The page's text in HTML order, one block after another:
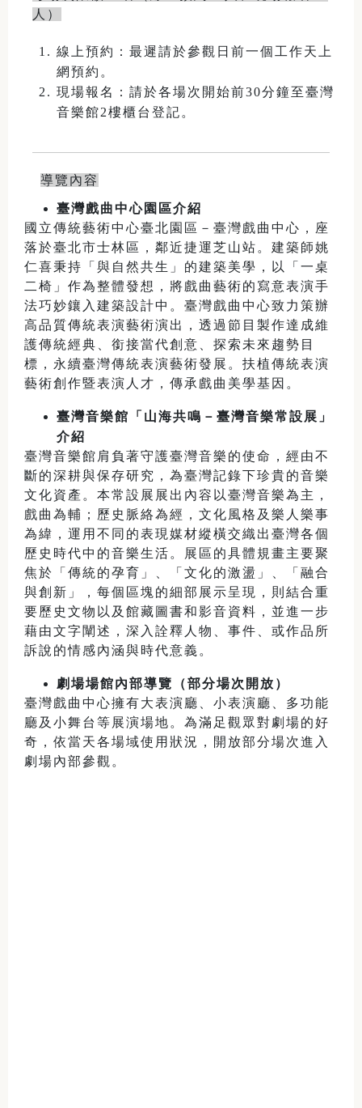
人）
線上預約：最遲請於參觀日前一個工作天上
網預約。
現場報名：請於各場次開始前30分鐘至臺灣
音樂館2樓櫃台登記。
導覽內容
臺灣戲曲中心園區介紹
國立傳統藝術中心臺北園區－臺灣戲曲中心，座
落於臺北市士林區，鄰近捷運芝山站。建築師姚
仁喜秉持「與自然共生」的建築美學，以「一桌
二椅」作為整體發想，將戲曲藝術的寫意表演手
法巧妙鑲入建築設計中。臺灣戲曲中心致力策辦
高品質傳統表演藝術演出，透過節目製作達成維
護傳統經典、銜接當代創意、探索未來趨勢目
標，永續臺灣傳統表演藝術發展。扶植傳統表演
藝術創作暨表演人才，傳承戲曲美學基因。
臺灣音樂館「山海共鳴－臺灣音樂常設展」
介紹
臺灣音樂館肩負著守護臺灣音樂的使命，經由不
斷的深耕與保存研究，為臺灣記錄下珍貴的音樂
文化資產。本常設展展出內容以臺灣音樂為主，
戲曲為輔；歷史脈絡為經，文化風格及樂人樂事
為緯，運用不同的表現媒材縱橫交織出臺灣各個
歷史時代中的音樂生活。展區的具體規畫主要聚
焦於「傳統的孕育」、「文化的激盪」、「融合
與創新」，每個區塊的細部展示呈現，則結合重
要歷史文物以及館藏圖書和影音資料，並進一步
藉由文字闡述，深入詮釋人物、事件、或作品所
訴說的情感內涵與時代意義。
劇場場館內部導覽（部分場次開放）
臺灣戲曲中心擁有大表演廳、小表演廳、多功能
廳及小舞台等展演場地。為滿足觀眾對劇場的好
奇，依當天各場域使用狀況，開放部分場次進入
劇場內部參觀。